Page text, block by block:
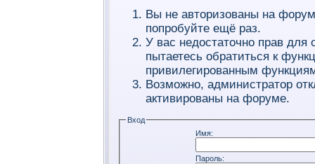
Вы не авторизованы на
попробуйте ещё раз.
У вас недостаточно прав
пытаетесь обратиться к
привилегированным
Возможно, администратор
активированы на форуме.
Вход
Имя:
Пароль: